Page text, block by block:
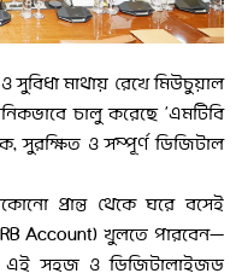
ও সুবিধা মাথায় রেখে মিউচুয়াল
চালু করেছে ‘এমটিবি
সুরক্ষিত ও সম্পূর্ণ ডিজিটাল
প্রান্ত থেকে ঘরে বসেই
Account) খুলতে পারবেন—
এই সহজ ও ডিজিটালাইজড